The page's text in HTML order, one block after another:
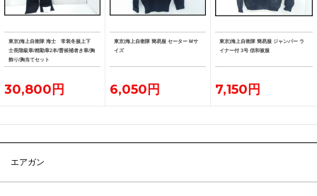
東京)海上自衛隊 海士 常装冬服上下
士長階級章/精勤章2本/曹候補者き章/胸
飾り/胸当てセット
30,800円
東京)海上自衛隊 簡易服 セーター Mサ
イズ
6,050円
東京)海上自衛隊 簡易服 ジャンパー ラ
イナー付 3号 信和被服
7,150円
エアガン